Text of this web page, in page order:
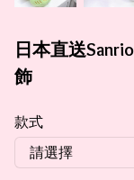
日本直送
飾
款式